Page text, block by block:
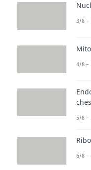
und
3/8 –
4/8 –
5/8 –
6/8 –